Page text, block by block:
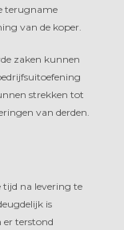
terugname
van de koper.
zaken kunnen
strekken tot
van derden.
tijd na levering te
is
er terstond